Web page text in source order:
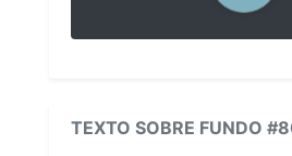
TEXTO SOBRE FUNDO